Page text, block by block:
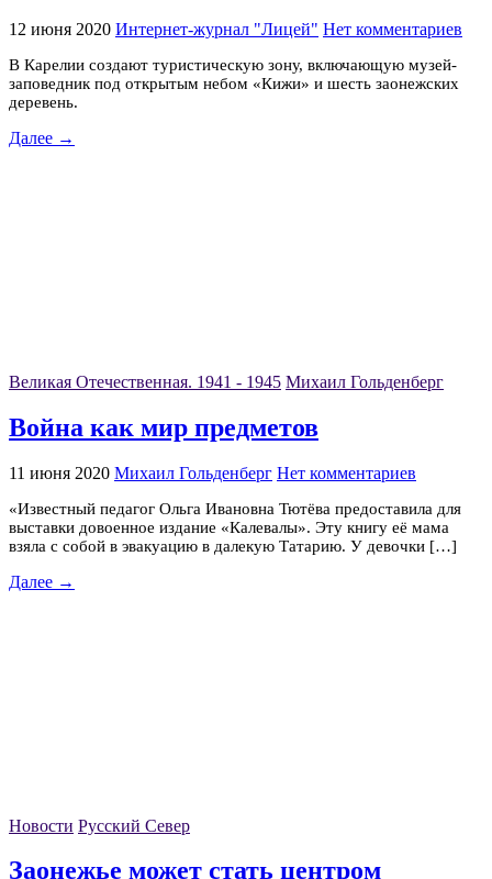
12 июня 2020 Интернет-журнал "Лицей" Нет комментариев
В Карелии создают туристическую зону, включающую музей-
заповедник под открытым небом «Кижи» и шесть заонежских
деревень.
Далее →
Великая Отечественная. 1941 - 1945 Михаил Гольденберг
Война как мир предметов
11 июня 2020 Михаил Гольденберг Нет комментариев
«Известный педагог Ольга Ивановна Тютёва предоставила для
выставки довоенное издание «Калевалы». Эту книгу её мама
взяла с собой в эвакуацию в далекую Татарию. У девочки […]
Далее →
Новости Русский Север
Заонежье может стать центром